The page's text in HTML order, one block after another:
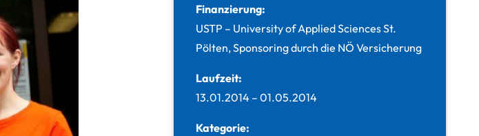
Finanzierung:
USTP – University of Applied Sciences St.
Pölten, Sponsoring durch die NÖ Versicherung
Laufzeit:
13.01.2014 –01.05.2014
Kategorie: